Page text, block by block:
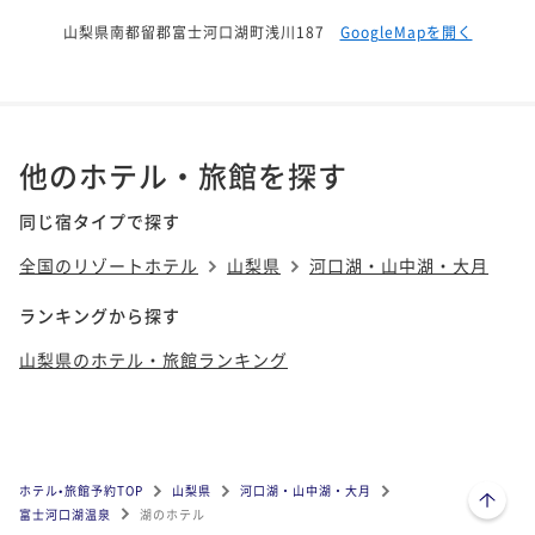
山梨県南都留郡富士河口湖町浅川187 GoogleMapを開く
他のホテル・旅館を探す
同じ宿タイプで探す
全国のリゾートホテル
山梨県 河口湖・山中湖・大月
ランキングから探す
山梨県のホテル・旅館ランキング
ホテル•旅館予約TOP 山梨県
河口湖・山中湖・大月
富士河口湖温泉
湖のホテル
ページトップへ